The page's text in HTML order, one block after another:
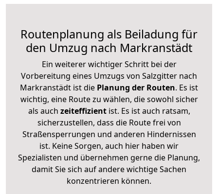
Routenplanung als Beiladung für
den Umzug nach Markranstädt
Ein weiterer wichtiger Schritt bei der
Vorbereitung eines Umzugs von Salzgitter nach
Markranstädt ist die Planung der Routen. Es ist
wichtig, eine Route zu wählen, die sowohl sicher
als auch zeiteffizientist. Es ist auch ratsam,
sicherzustellen, dass die Route frei von
Straßensperrungen und anderen Hindernissen
ist. Keine Sorgen, auch hier haben wir
Spezialisten und übernehmen gerne die Planung,
damit Sie sich auf andere wichtige Sachen
konzentrieren können.